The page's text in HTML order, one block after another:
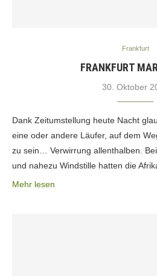
Frankfurt
FRANKFURT
30. Oktober
Dank Zeitumstellung heute Nacht
eine oder andere Läufer, auf dem
zu sein… Verwirrung allenthalben.
und nahezu Windstille hatten die
Mehr lesen